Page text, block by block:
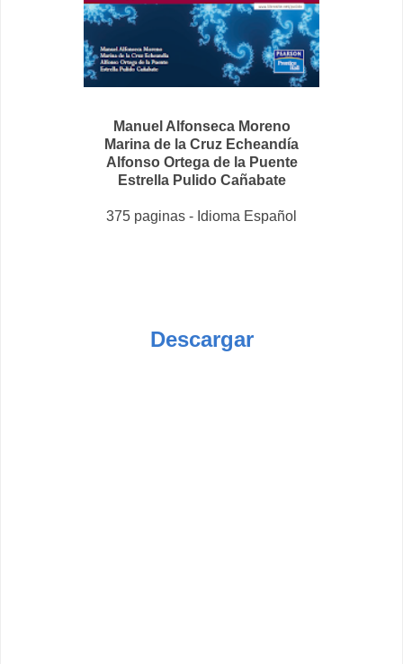
Manuel Alfonseca Moreno
Marina de la Cruz Echeandía
Alfonso Ortega de la Puente
Estrella Pulido Cañabate
375 paginas - Idioma Español
Descargar